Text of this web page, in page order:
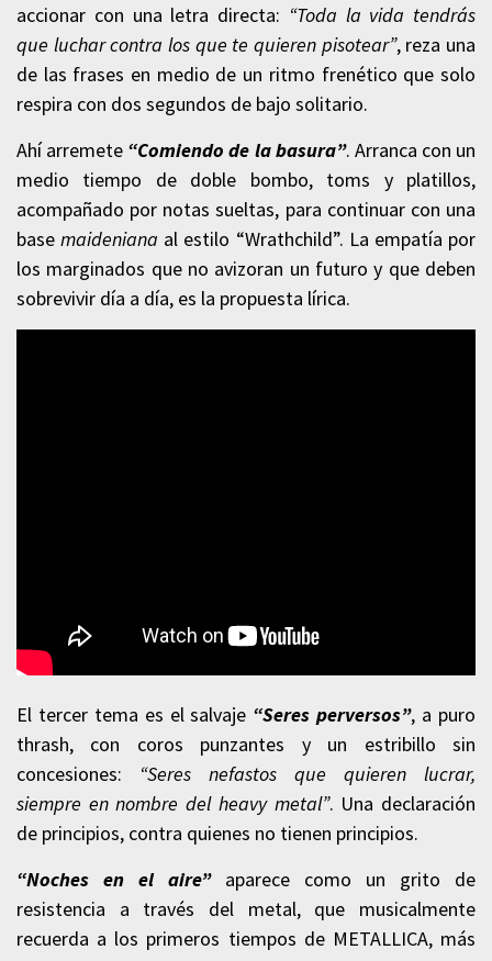
accionar con una letra directa: “Toda la vida tendrás
que luchar contra los que te quieren pisotear”, reza una
de las frases en medio de un ritmo frenético que solo
respira con dos segundos de bajo solitario.
Ahí arremete “Comiendo de la basura”. Arranca con un
medio tiempo de doble bombo, toms y platillos,
acompañado por notas sueltas, para continuar con una
basemaideniana al estilo “Wrathchild”. La empatía por
los marginados que no avizoran un futuro y que deben
sobrevivir día a día, es la propuesta lírica.
El tercer tema es el salvaje “Seres perversos”, a puro
thrash, con coros punzantes y un estribillo sin
concesiones: “Seres nefastos que quieren lucrar,
siempre en nombre del heavy metal”. Una declaración
de principios, contra quienes no tienen principios.
“Noches en el aire”aparece como un grito de
resistencia a través del metal, que musicalmente
recuerda a los primeros tiempos de METALLICA, más